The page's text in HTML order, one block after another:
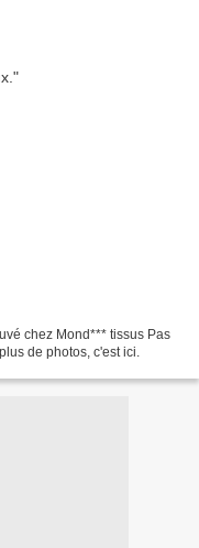
chez Mond*** tissus Pas
de photos, c'est ici.